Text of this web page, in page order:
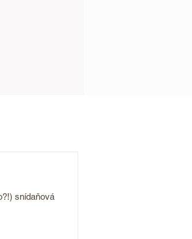
snídaňová